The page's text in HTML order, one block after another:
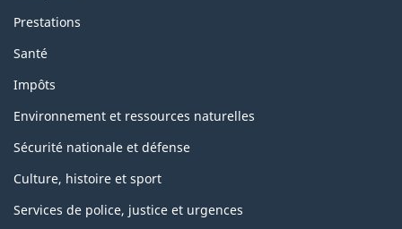
Prestations
Santé
Impôts
Environnement et ressources naturelles
Sécurité nationale et défense
Culture, histoire et sport
Services de police, justice et urgences